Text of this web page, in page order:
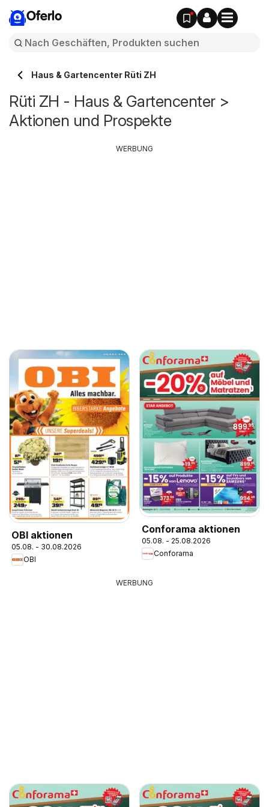
Oferlo
Haus & Gartencenter Rüti ZH
Rüti ZH - Haus & Gartencenter >
Aktionen und Prospekte
OBI aktionen
05.08. - 30.08.2026
OBI
Conforama aktionen
05.08. - 25.08.2026
Conforama
WERBUNG
WERBUNG